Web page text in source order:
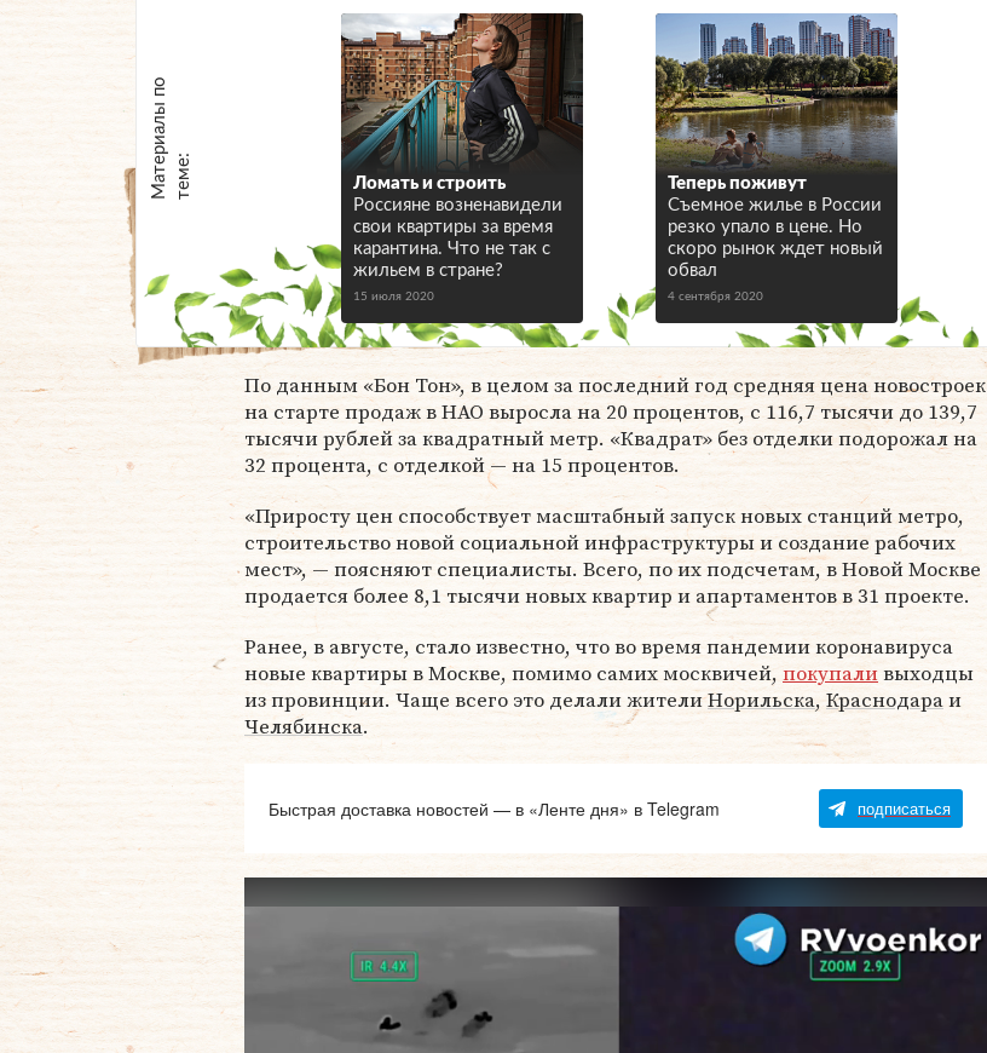
М
а
т е
р
и
а
л
ы
п
о
т
е
м
е :
Ломать и строить
Россияне возненавидели
свои квартиры за время
карантина. Что не так с
жильем в стране?
15 июля 2020
Теперь поживут
Съемное жилье в России
резко упало в цене. Но
скоро рынок ждет новый
обвал
4 сентября 2020
По данным «Бон Тон», в целом за последний год средняя цена новостроек
на старте продаж в НАО выросла на 20 процентов, с 116,7 тысячи до 139,7
тысячи рублей за квадратный метр. «Квадрат» без отделки подорожал на
32 процента, с отделкой — на 15 процентов.
«Приросту цен способствует масштабный запуск новых станций метро,
строительство новой социальной инфраструктуры и создание рабочих
мест», — поясняют специалисты. Всего, по их подсчетам, в Новой Москве
продается более 8,1 тысячи новых квартир и апартаментов в 31 проекте.
Ранее, в августе, стало известно, что во время пандемии коронавируса
новые квартиры в Москве, помимо самих москвичей, покупаливыходцы
из провинции. Чаще всего это делали жителиНорильска, Краснодараи
Челябинска.
Быстрая доставка новостей — в «Ленте дня» в Telegram подписаться